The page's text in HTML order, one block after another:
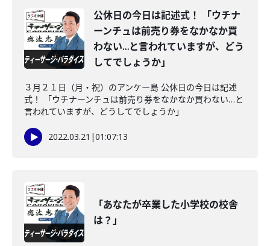
公休日の今日は記述式！ 「ウチナ
ーンチュは前売り券をなかなか買
わない…と言われていますが、どう
してでしょうか」
３月２１日（月・祝）のアンケー島 公休日の今日は記述
式！ 「ウチナーンチュは前売り券をなかなか買わない…と
言われていますが、どうしてでしょうか」
2022.03.21 |01:07:13
「あなたが卒業した小学校の校舎
は？」